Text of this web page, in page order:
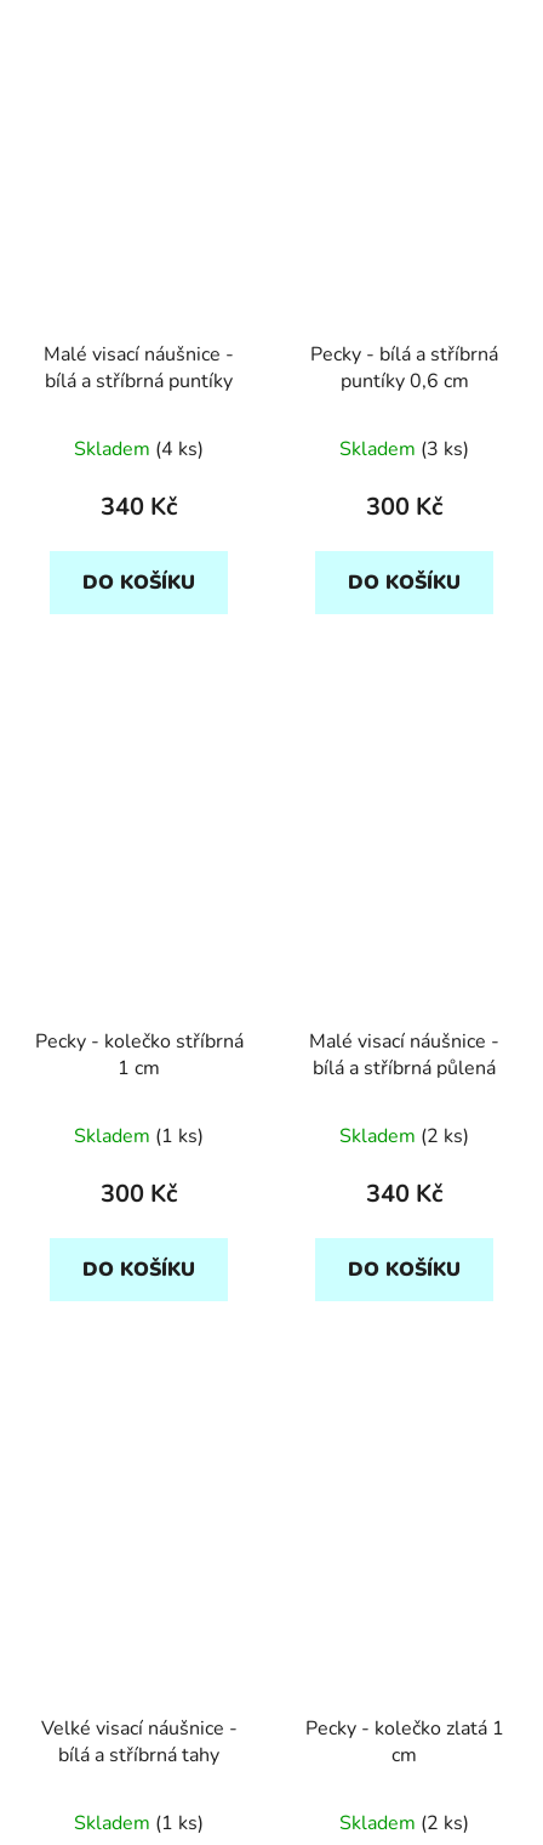
Malé visací náušnice -
bílá a stříbrná puntíky
Skladem (4 ks)
340 Kč
DO KOŠÍKU
Pecky - bílá a stříbrná
puntíky 0,6 cm
Skladem (3 ks)
300 Kč
DO KOŠÍKU
Pecky - kolečko stříbrná
1 cm
Skladem (1 ks)
300 Kč
DO KOŠÍKU
Malé visací náušnice -
bílá a stříbrná půlená
Skladem (2 ks)
340 Kč
DO KOŠÍKU
Velké visací náušnice -
bílá a stříbrná tahy
Skladem (1 ks)
Pecky - kolečko zlatá 1
cm
Skladem (2 ks)